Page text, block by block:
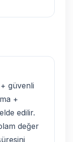
güvenli
+
edilir.
değer